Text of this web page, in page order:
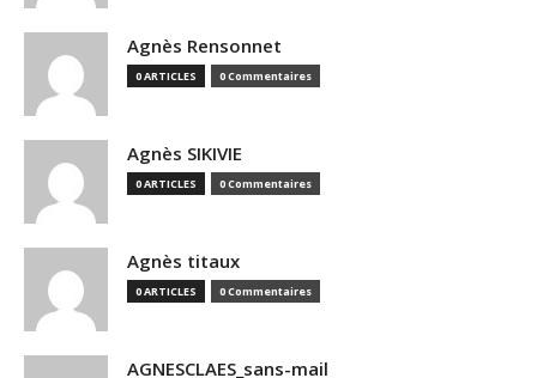
Agnès Rensonnet
0 ARTICLES 0 Commentaires
Agnès SIKIVIE
0 ARTICLES 0 Commentaires
Agnès titaux
0 ARTICLES 0 Commentaires
AGNESCLAES_sans-mail